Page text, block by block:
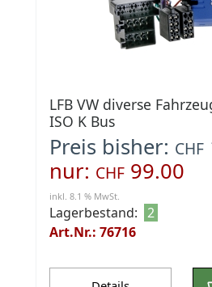
LFB VW diverse
ISO K Bus
Preis bisher: CHF
nur: CHF 99.00
inkl. 8.1 % MwSt.
Lagerbestand: 2
Art.Nr.: 76716